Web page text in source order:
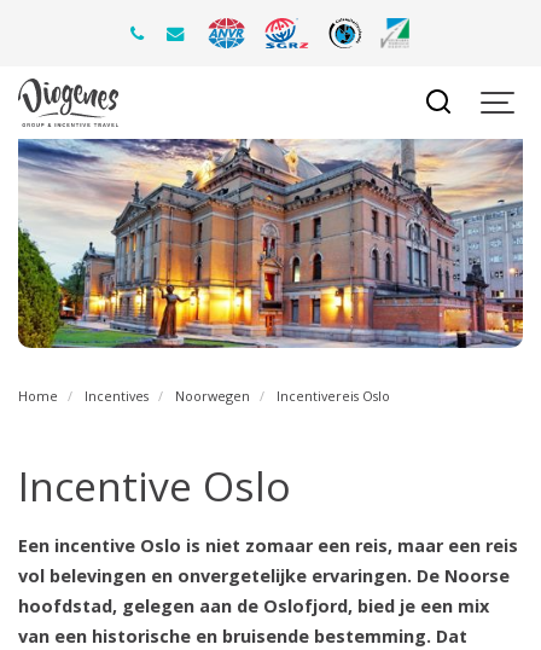
Home Incentives Noorwegen Incentivereis Oslo
Incentive Oslo
Een incentive Oslo is niet zomaar een reis, maar een reis
vol belevingen en onvergetelijke ervaringen. De Noorse
hoofdstad, gelegen aan de Oslofjord, bied je een mix
van een historische en bruisende bestemming. Dat